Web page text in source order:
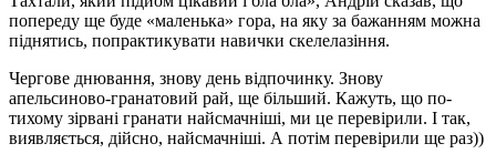
попереду ще буде «маленька» гора, на яку за бажанням можна
піднятись, попрактикувати навички скелелазіння.
Чергове днювання, знову день відпочинку. Знову
апельсиново-гранатовий рай, ще більший. Кажуть, що по-
тихому зірвані гранати найсмачніші, ми це перевірили. І так,
виявляється, дійсно, найсмачніші. А потім перевірили ще раз))